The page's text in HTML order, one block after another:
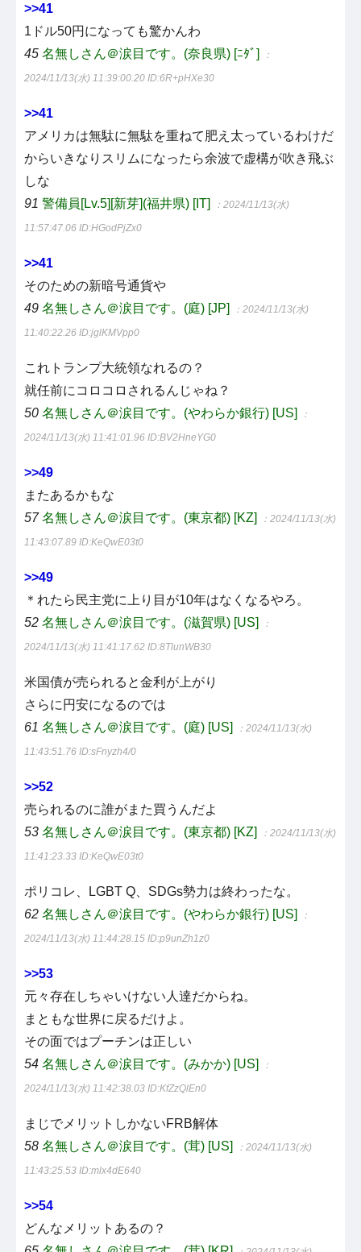
>>41
1ドル50円になっても驚かんわ
45 名無しさん＠涙目です。(奈良県) [ﾆﾀﾞ] ：
2024/11/13(水) 11:39:00.20 ID:6R+pHXe30
>>41
アメリカは無駄に無駄を重ねて肥え太っているわけだ
からいきなりスリムになったら余波で虚構が吹き飛ぶ
しな
91 警備員[Lv.5][新芽](福井県) [IT] ：2024/11/13(水)
11:57:47.06 ID:HGodPjZx0
>>41
そのための新暗号通貨や
49 名無しさん＠涙目です。(庭) [JP] ：2024/11/13(水)
11:40:22.26 ID:jglKMVpp0
これトランプ大統領なれるの？
就任前にコロコロされるんじゃね？
50 名無しさん＠涙目です。(やわらか銀行) [US] ：
2024/11/13(水) 11:41:01.96 ID:BV2HneYG0
>>49
またあるかもな
57 名無しさん＠涙目です。(東京都) [KZ] ：2024/11/13(水)
11:43:07.89 ID:KeQwE03t0
>>49
＊れたら民主党に上り目が10年はなくなるやろ。
52 名無しさん＠涙目です。(滋賀県) [US] ：
2024/11/13(水) 11:41:17.62 ID:8TlunWB30
米国債が売られると金利が上がり
さらに円安になるのでは
61 名無しさん＠涙目です。(庭) [US] ：2024/11/13(水)
11:43:51.76 ID:sFnyzh4/0
>>52
売られるのに誰がまた買うんだよ
53 名無しさん＠涙目です。(東京都) [KZ] ：2024/11/13(水)
11:41:23.33 ID:KeQwE03t0
ポリコレ、LGBT Q、SDGs勢力は終わったな。
62 名無しさん＠涙目です。(やわらか銀行) [US] ：
2024/11/13(水) 11:44:28.15 ID:p9unZh1z0
>>53
元々存在しちゃいけない人達だからね。
まともな世界に戻るだけよ。
その面ではプーチンは正しい
54 名無しさん＠涙目です。(みかか) [US] ：
2024/11/13(水) 11:42:38.03 ID:KfZzQlEn0
まじでメリットしかないFRB解体
58 名無しさん＠涙目です。(茸) [US] ：2024/11/13(水)
11:43:25.53 ID:mlx4dE640
>>54
どんなメリットあるの？